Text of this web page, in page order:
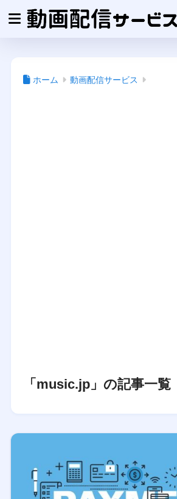
ホーム 動画配信サービス
「music.jp」の記事一覧